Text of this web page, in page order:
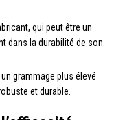
qui peut être un
dans la durabilité de son
grammage plus élevé
et durable.